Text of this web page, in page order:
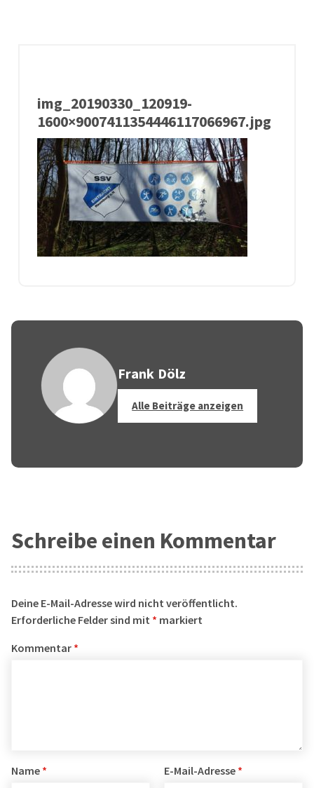
img_20190330_120919-
1600×9007411354446117066967.jpg
Frank Dölz
Alle Beiträge anzeigen
Schreibe einen Kommentar
Deine E-Mail-Adresse wird nicht veröffentlicht.
Erforderliche Felder sind mit * markiert
Kommentar *
Name * E-Mail-Adresse *